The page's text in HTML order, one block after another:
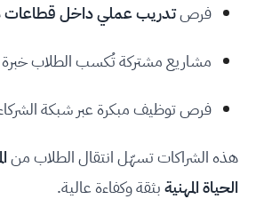
فرصتدريب عملي داخل قطاعات
مشاريع مشتركة تُكسب الطلاب خبرة
فرص توظيف مبكرة عبر شبكة
هذه الشراكات تسهّل انتقال الطلاب من
الحياة المهنيةبثقة وكفاءة عالية.